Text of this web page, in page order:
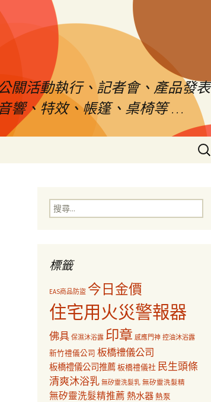
關活動執行、記者會、產品發表
響、特效、帳篷、桌椅等 …
搜
尋
字:
搜
尋
標籤
EAS商品防盜 今日金價
住宅用火災警報器
佛具 保濕沐浴露 印章 感應門神 控油沐浴露
新竹禮儀公司 板橋禮儀公司
板橋禮儀公司推薦板橋禮儀社 民生頭條
清爽沐浴乳 無矽靈洗髮乳 無矽靈洗髮精
無矽靈洗髮精推薦 熱水器 熱泵